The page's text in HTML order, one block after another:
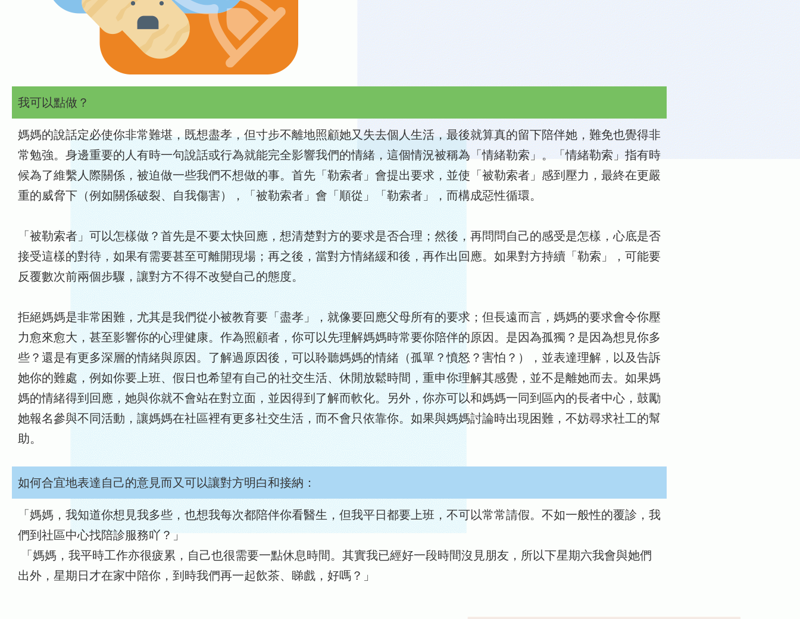
我可以點做？
媽媽的說話定必使你非常難堪，既想盡孝，但寸步不離地照顧她又失去個人生活，最後就算真的留下陪伴她，難免也覺得非
常勉強。身邊重要的人有時一句說話或行為就能完全影響我們的情緒，這個情況被稱為「情緒勒索」。「情緒勒索」指有時
候為了維繫人際關係，被迫做一些我們不想做的事。首先「勒索者」會提出要求，並使「被勒索者」感到壓力，最終在更嚴
重的威脅下（例如關係破裂、自我傷害），「被勒索者」會「順從」「勒索者」，而構成惡性循環。
「被勒索者」可以怎樣做？首先是不要太快回應，想清楚對方的要求是否合理；然後，再問問自己的感受是怎樣，心底是否
接受這樣的對待，如果有需要甚至可離開現場；再之後，當對方情緒緩和後，再作出回應。如果對方持續「勒索」，可能要
反覆數次前兩個步驟，讓對方不得不改變自己的態度。
拒絕媽媽是非常困難，尤其是我們從小被教育要「盡孝」，就像要回應父母所有的要求；但長遠而言，媽媽的要求會令你壓
力愈來愈大，甚至影響你的心理健康。作為照顧者，你可以先理解媽媽時常要你陪伴的原因。是因為孤獨？是因為想見你多
些？還是有更多深層的情緒與原因。了解過原因後，可以聆聽媽媽的情緒（孤單？憤怒？害怕？），並表達理解，以及告訴
她你的難處，例如你要上班、假日也希望有自己的社交生活、休閒放鬆時間，重申你理解其感覺，並不是離她而去。如果媽
媽的情緒得到回應，她與你就不會站在對立面，並因得到了解而軟化。另外，你亦可以和媽媽一同到區內的長者中心，鼓勵
她報名參與不同活動，讓媽媽在社區裡有更多社交生活，而不會只依靠你。如果與媽媽討論時出現困難，不妨尋求社工的幫
助。
如何合宜地表達自己的意見而又可以讓對方明白和接納：
「媽媽，我知道你想見我多些，也想我每次都陪伴你看醫生，但我平日都要上班，不可以常常請假。不如一般性的覆診，我
們到社區中心找陪診服務吖？」
「媽媽，我平時工作亦很疲累，自己也很需要一點休息時間。其實我已經好一段時間沒見朋友，所以下星期六我會與她們
出外，星期日才在家中陪你，到時我們再一起飲茶、睇戲，好嗎？」